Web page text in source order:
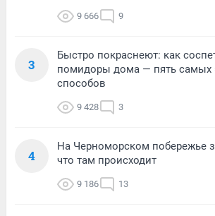
9 666 9
3
Быстро покраснеют: как
помидоры дома — пять самых
способов
9 428 3
4
На Черноморском побережье
что там происходит
9 186 13